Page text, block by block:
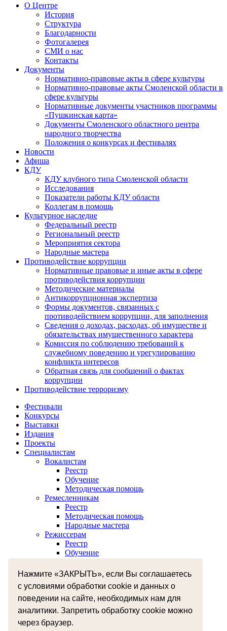
Нажмите «ЗАКРЫТЬ», если Вы соглашаетесь
с условиями обработки cookie и данных о
поведении на сайте, необходимых нам для
аналитики. Запретить обработку cookie можно
через браузер.
О Центре
История
Структура
Благодарности
Фотогалерея
СМИ о нас
Контакты
Документы
Нормативно-правовые акты в сфере культуры
Нормативно-правовые акты Смоленской области в
сфере культуры
Нормативные документы участников программы
«Пушкинская карта»
Документы Смоленского областного центра
народного творчества
Положения о конкурсах и фестивалях
Новости
Афиша
КДУ
КДУ клубного типа Смоленской области
Исследования
Показатели работы КДУ области
Коллегам в помощь
Культурное наследие
Федеральный реестр
Региональный реестр
Мероприятия сектора
Народные мастера
Противодействие коррупции
Нормативные правовые и иные акты в сфере
противодействия коррупции
Методические материалы
Антикоррупционная экспертиза
Формы документов, связанных с
противодействием коррупции, для заполнения
Сведения о доходах, расходах, об имуществе и
обязательствах имущественного характера
Комиссия по соблюдению требований к
служебному поведению и урегулированию
конфликта интересов
Обратная связь для сообщений о фактах
коррупции
Противодействие терроризму
Фестивали
Конкурсы
Выставки
Издания
Проекты
Специалистам
Вокалистам
Реестр
Обучение
Методическая помощь
Ремесленникам
Реестр
Методическая помощь
Народные мастера
Режиссерам
Реестр
Обучение
Реестр
Музыкантам
Реестр
Межнациональное сотрудничество
Независимая оценка качества оказания услуг
Бесплатная юридическая помощь